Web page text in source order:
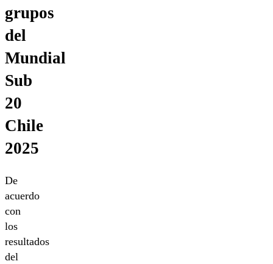
grupos
del
Mundial
Sub
20
Chile
2025
De
acuerdo
con
los
resultados
del